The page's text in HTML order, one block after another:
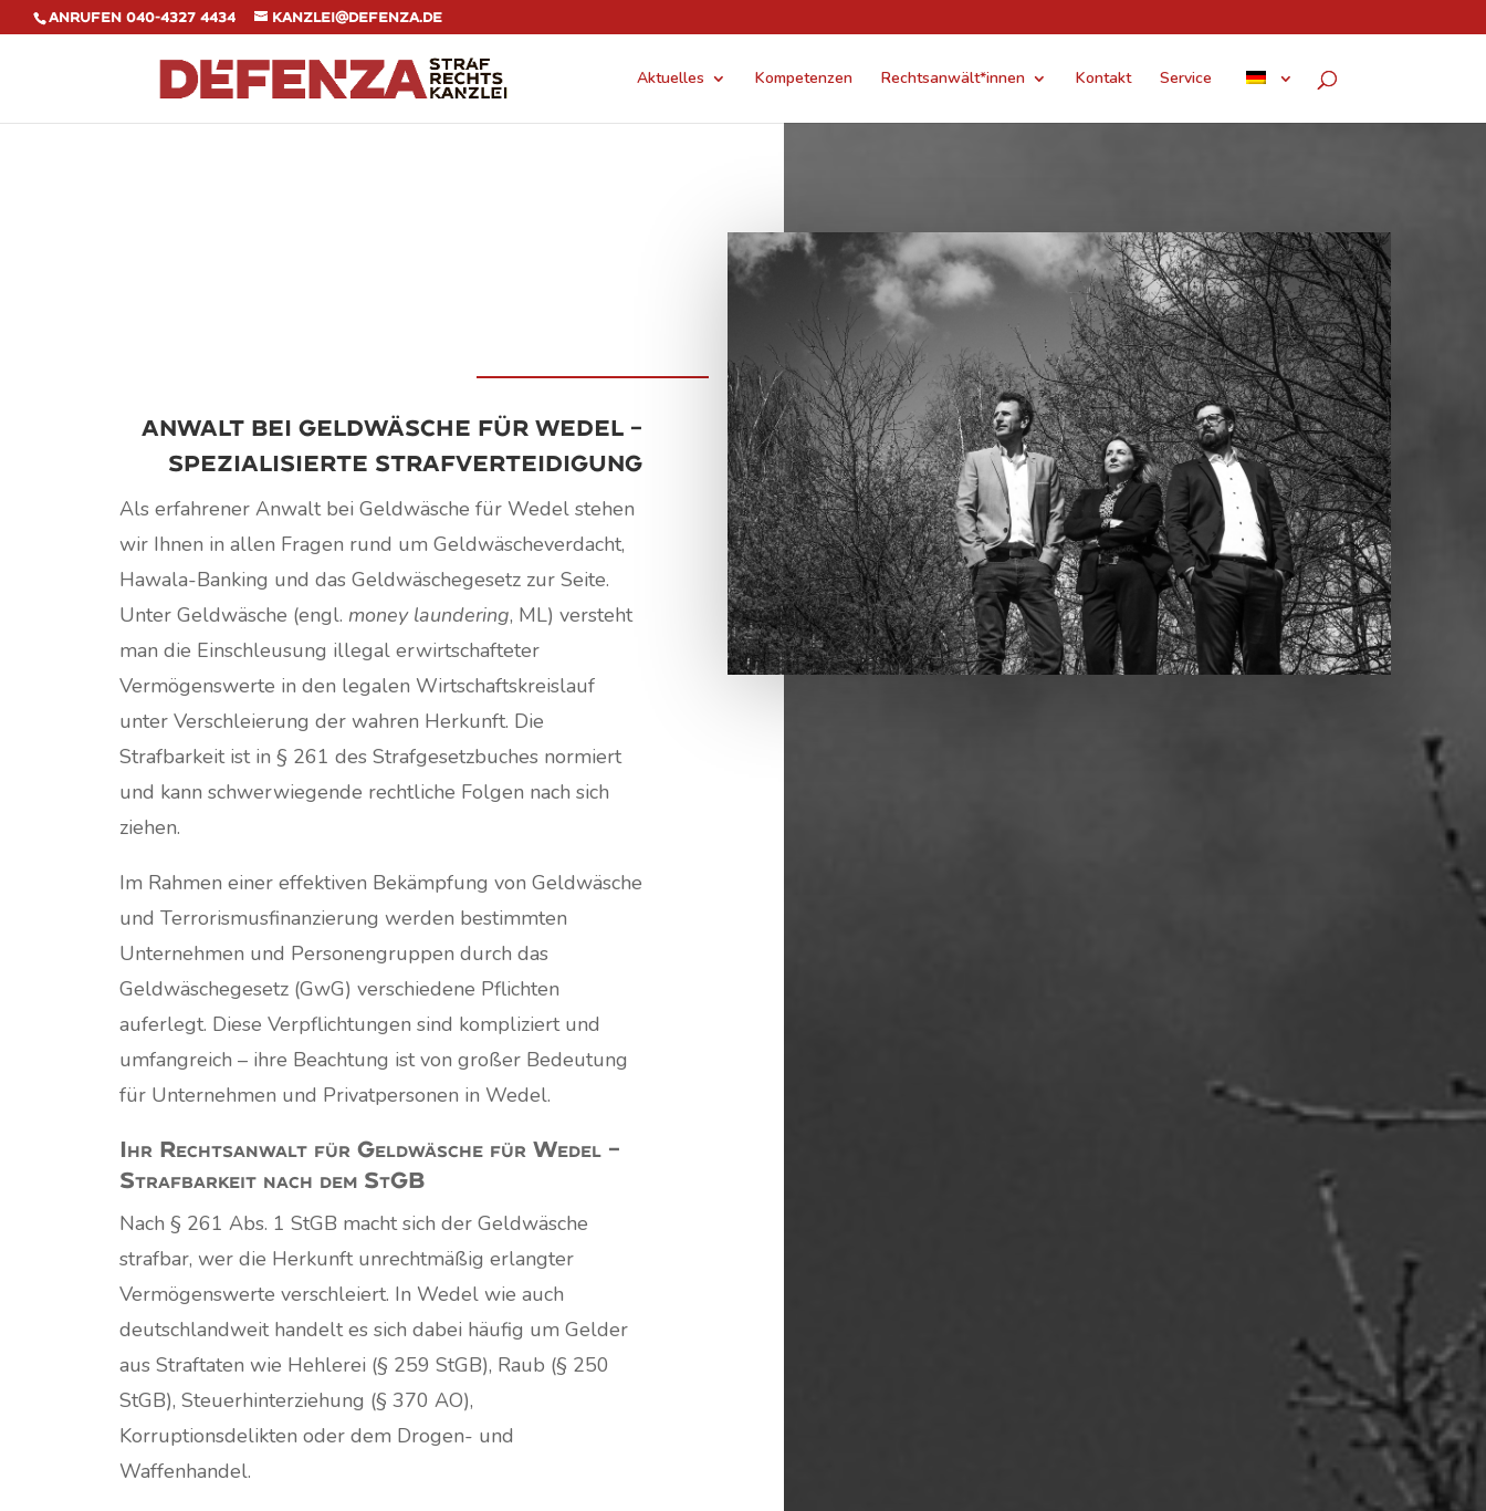
Anrufen 040-4327 4434 kanzlei@defenza.de
Aktuelles Kompetenzen Rechtsanwält*innen Kontakt Service
Anwalt bei Geldwäsche für Wedel –
Spezialisierte Strafverteidigung
Als erfahrener Anwalt bei Geldwäsche für Wedel stehen
wir Ihnen in allen Fragen rund um Geldwäscheverdacht,
Hawala-Banking und das Geldwäschegesetz zur Seite.
Unter Geldwäsche (engl. money laundering, ML) versteht
man die Einschleusung illegal erwirtschafteter
Vermögenswerte in den legalen Wirtschaftskreislauf
unter Verschleierung der wahren Herkunft. Die
Strafbarkeit ist in § 261 des Strafgesetzbuches normiert
und kann schwerwiegende rechtliche Folgen nach sich
ziehen.
Im Rahmen einer effektiven Bekämpfung von Geldwäsche
und Terrorismusfinanzierung werden bestimmten
Unternehmen und Personengruppen durch das
Geldwäschegesetz (GwG) verschiedene Pflichten
auferlegt. Diese Verpflichtungen sind kompliziert und
umfangreich – ihre Beachtung ist von großer Bedeutung
für Unternehmen und Privatpersonen in Wedel.
Ihr Rechtsanwalt für Geldwäsche für Wedel –
Strafbarkeit nach dem StGB
Nach § 261 Abs. 1 StGB macht sich der Geldwäsche
strafbar, wer die Herkunft unrechtmäßig erlangter
Vermögenswerte verschleiert. In Wedel wie auch
deutschlandweit handelt es sich dabei häufig um Gelder
aus Straftaten wie Hehlerei (§ 259 StGB), Raub (§ 250
StGB), Steuerhinterziehung (§ 370 AO),
Korruptionsdelikten oder dem Drogen- und
Waffenhandel.